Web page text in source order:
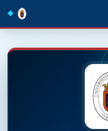
navigation